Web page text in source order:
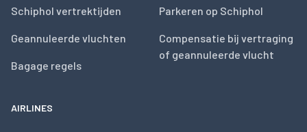
Schiphol vertrektijden
Geannuleerde vluchten
Bagage regels
Parkeren op Schiphol
Compensatie bij vertraging
of geannuleerde vlucht
AIRLINES